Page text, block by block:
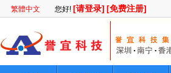
繁體中文 您好! [请登录] [免费注册]